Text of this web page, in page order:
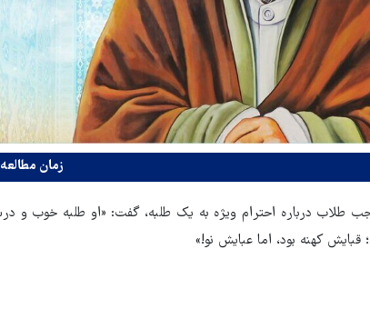
زمان مطالعه: ۱
درباره احترام ویژه به یک طلبه، گفت: «او طلبه خوب و
کهنه بود، اما عبایش نو!»